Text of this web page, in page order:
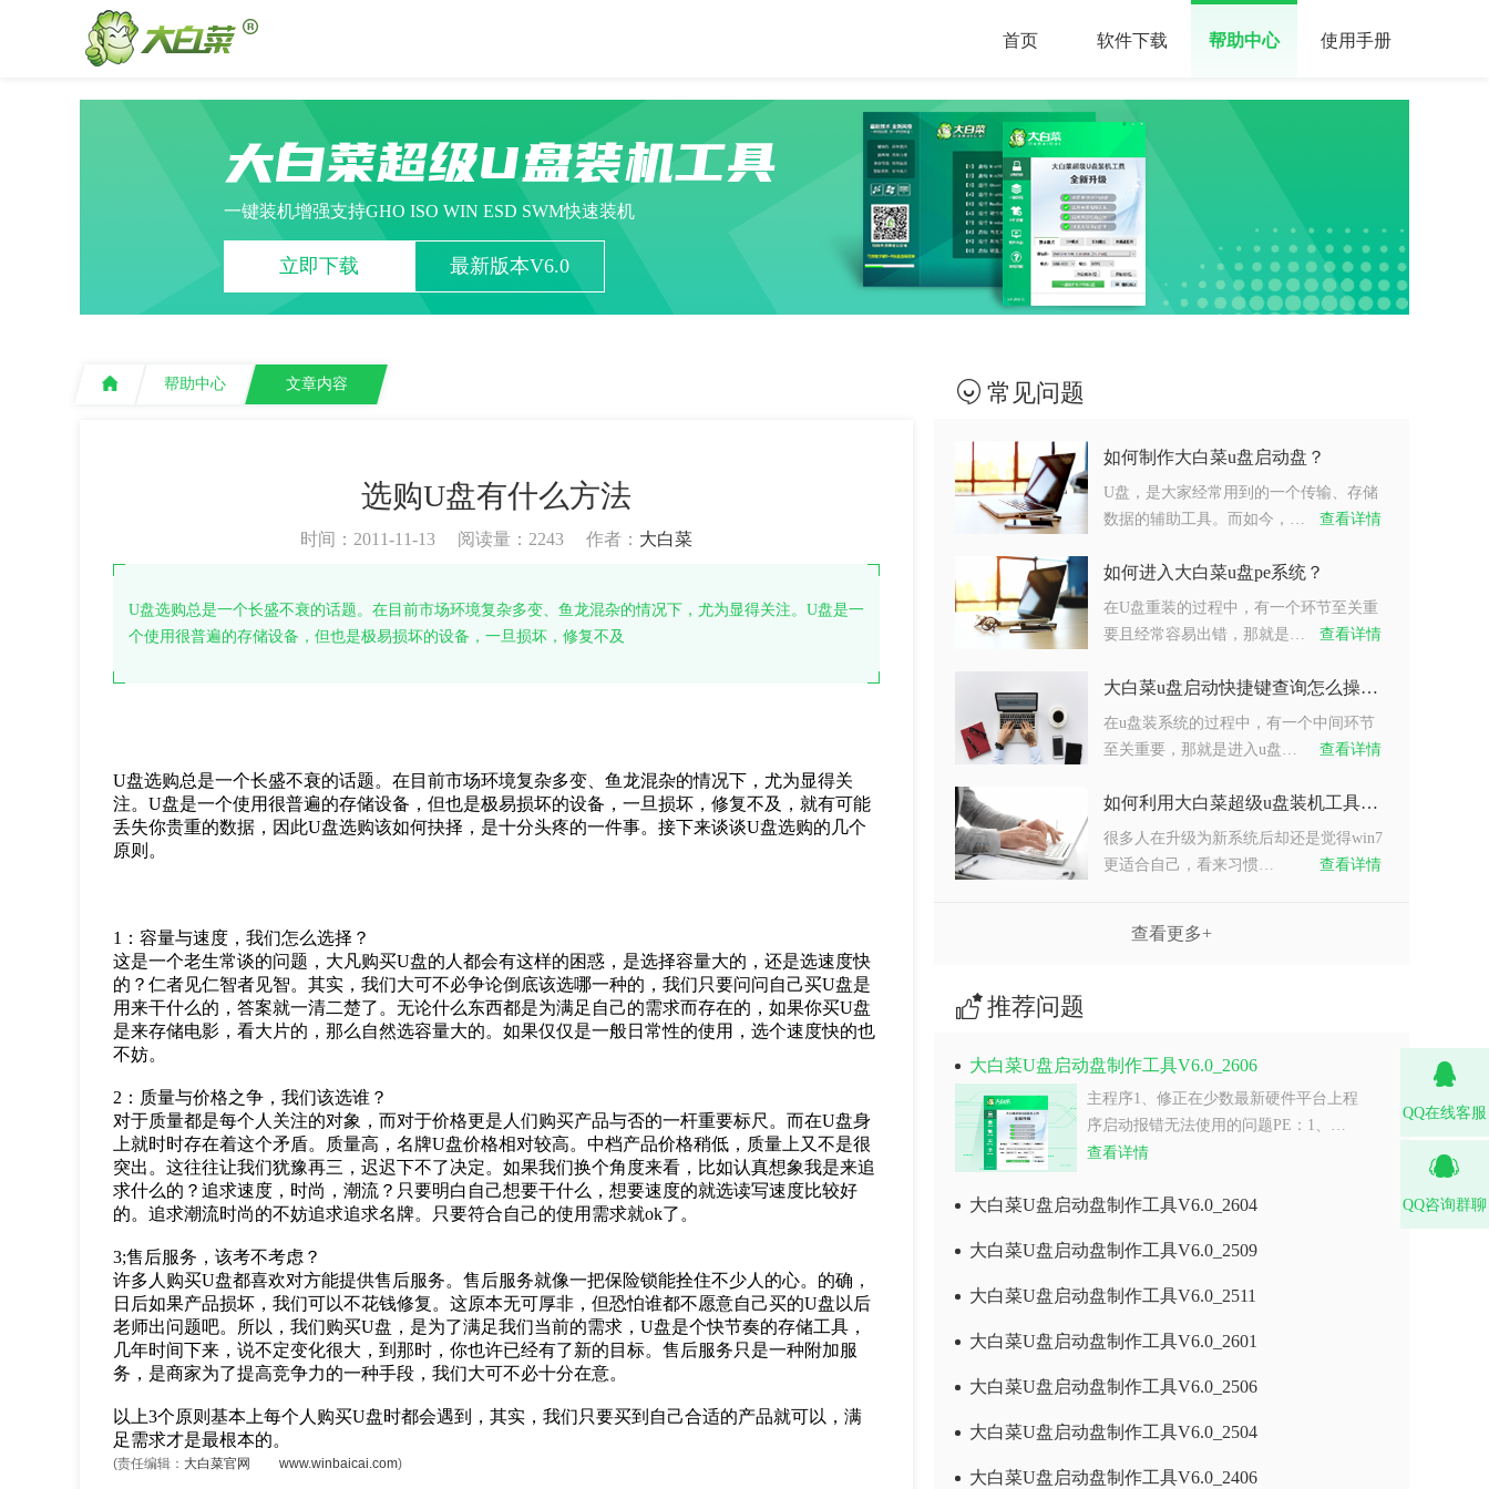
首页 软件下载 帮助中心 使用手册
大白菜超级U盘装机工具
一键装机增强支持GHO ISO WIN ESD SWM快速装机
立即下载 最新版本V6.0
帮助中心 文章内容
选购U盘有什么方法
时间：2011-11-13 阅读量： 2243 作者： 大白菜
U盘选购总是一个长盛不衰的话题。在目前市场环境复杂多变、鱼龙混杂的情况下，尤为显得关注。U盘是一
个使用很普遍的存储设备，但也是极易损坏的设备，一旦损坏，修复不及
U盘选购总是一个长盛不衰的话题。在目前市场环境复杂多变、鱼龙混杂的情况下，尤为显得关
注。U盘是一个使用很普遍的存储设备，但也是极易损坏的设备，一旦损坏，修复不及，就有可能
丢失你贵重的数据，因此U盘选购该如何抉择，是十分头疼的一件事。接下来谈谈U盘选购的几个
原则。
1：容量与速度，我们怎么选择？
这是一个老生常谈的问题，大凡购买U盘的人都会有这样的困惑，是选择容量大的，还是选速度快
的？仁者见仁智者见智。其实，我们大可不必争论倒底该选哪一种的，我们只要问问自己买U盘是
用来干什么的，答案就一清二楚了。无论什么东西都是为满足自己的需求而存在的，如果你买U盘
是来存储电影，看大片的，那么自然选容量大的。如果仅仅是一般日常性的使用，选个速度快的也
不妨。
2：质量与价格之争，我们该选谁？
对于质量都是每个人关注的对象，而对于价格更是人们购买产品与否的一杆重要标尺。而在U盘身
上就时时存在着这个矛盾。质量高，名牌U盘价格相对较高。中档产品价格稍低，质量上又不是很
突出。这往往让我们犹豫再三，迟迟下不了决定。如果我们换个角度来看，比如认真想象我是来追
求什么的？追求速度，时尚，潮流？只要明白自己想要干什么，想要速度的就选读写速度比较好
的。追求潮流时尚的不妨追求追求名牌。只要符合自己的使用需求就ok了。
3;售后服务，该考不考虑？
许多人购买U盘都喜欢对方能提供售后服务。售后服务就像一把保险锁能拴住不少人的心。的确，
日后如果产品损坏，我们可以不花钱修复。这原本无可厚非，但恐怕谁都不愿意自己买的U盘以后
老师出问题吧。所以，我们购买U盘，是为了满足我们当前的需求，U盘是个快节奏的存储工具，
几年时间下来，说不定变化很大，到那时，你也许已经有了新的目标。售后服务只是一种附加服
务，是商家为了提高竞争力的一种手段，我们大可不必十分在意。
以上3个原则基本上每个人购买U盘时都会遇到，其实，我们只要买到自己合适的产品就可以，满
足需求才是最根本的。
(责任编辑： 大白菜官网 www.winbaicai.com)
常见问题
如何制作大白菜u盘启动盘？
U盘，是大家经常用到的一个传输、存储
数据的辅助工具。而如今，…
查看详情
如何进入大白菜u盘pe系统？
在U盘重装的过程中，有一个环节至关重
要且经常容易出错，那就是…
查看详情
大白菜u盘启动快捷键查询怎么操作？
在u盘装系统的过程中，有一个中间环节
至关重要，那就是进入u盘…
查看详情
如何利用大白菜超级u盘装机工具重装系统win7？
很多人在升级为新系统后却还是觉得win7
更适合自己，看来习惯…
查看详情
查看更多+
推荐问题
大白菜U盘启动盘制作工具V6.0_2606
主程序1、修正在少数最新硬件平台上程
序启动报错无法使用的问题PE：1、…
查看详情
大白菜U盘启动盘制作工具V6.0_2604
大白菜U盘启动盘制作工具V6.0_2509
大白菜U盘启动盘制作工具V6.0_2511
大白菜U盘启动盘制作工具V6.0_2601
大白菜U盘启动盘制作工具V6.0_2506
大白菜U盘启动盘制作工具V6.0_2504
大白菜U盘启动盘制作工具V6.0_2406
QQ在线客服
QQ咨询群聊